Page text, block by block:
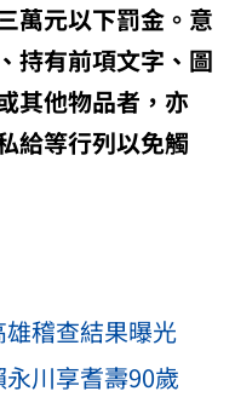
萬元以下罰金。意
持有前項文字、圖
其他物品者，亦
給等行列以免觸
稽查結果曝光
川享耆壽90歲